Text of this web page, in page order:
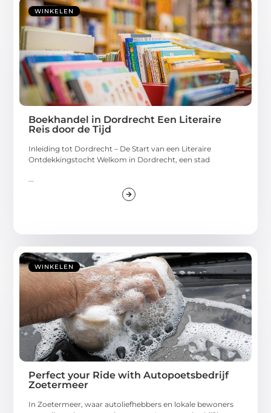
WINKELEN
Boekhandel in Dordrecht Een Literaire
Reis door de Tijd
Inleiding tot Dordrecht – De Start van een Literaire
Ontdekkingstocht Welkom in Dordrecht, een stad
...
WINKELEN
Perfect your Ride with Autopoetsbedrijf
Zoetermeer
In Zoetermeer, waar autoliefhebbers en lokale bewoners